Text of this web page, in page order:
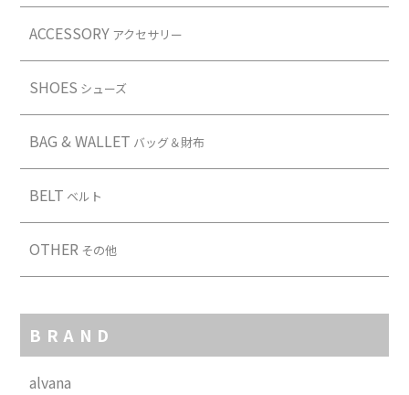
ACCESSORY アクセサリー
SHOES シューズ
BAG & WALLET バッグ＆財布
BELT ベルト
OTHER その他
BRAND
alvana